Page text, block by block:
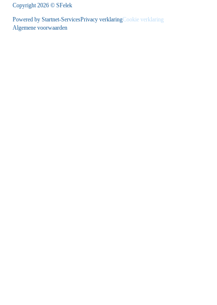
Copyright 2026 © SFelek
Powered by Startnet-ServicesPrivacy verklaringCookie verklaring
Algemene voorwaarden